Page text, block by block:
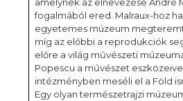
fogalmából ered. Malraux-hoz
egyetemes múzeum
míg az előbbi a reprodukciók
előre a világ művészeti
Popescu a művészet
intézményben meséli el a Föld
Egy olyan természetrajzi